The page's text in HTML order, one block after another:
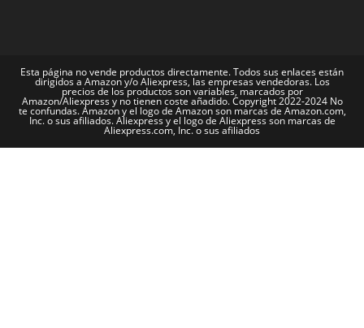
Esta página no vende productos directamente. Todos sus enlaces están
dirigidos a Amazon y/o Aliexpress, las empresas vendedoras. Los
precios de los productos son variables, marcados por
Amazon/Aliexpress y no tienen coste añadido. Copyright 2022-2024 No
te confundas. Amazon y el logo de Amazon son marcas de Amazon.com,
Inc. o sus afiliados. Aliexpress y el logo de Aliexpress son marcas de
Aliexpress.com, Inc. o sus afiliados